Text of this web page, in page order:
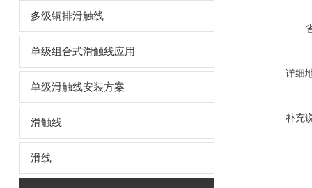
多级铜排滑触线
单级组合式滑触线应用
单级滑触线安装方案
滑触线
滑线
详细
补充